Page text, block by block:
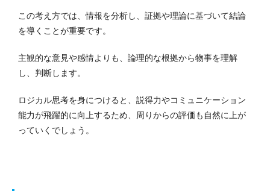
この考え方では、情報を分析し、証拠や理論に基づいて結論
を導くことが重要です。
主観的な意見や感情よりも、論理的な根拠から物事を理解
し、判断します。
ロジカル思考を身につけると、説得力やコミュニケーション
能力が飛躍的に向上するため、周りからの評価も自然に上が
っていくでしょう。